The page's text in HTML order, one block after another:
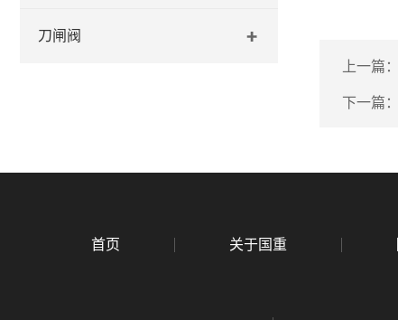
刀闸阀
上一篇：
下一篇：
首页 关于国重